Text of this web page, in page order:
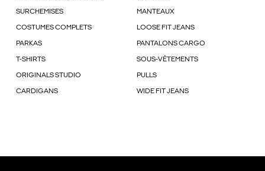
SURCHEMISES MANTEAUX
COSTUMES COMPLETS LOOSE FIT JEANS
PARKAS PANTALONS CARGO
T-SHIRTS SOUS-VÊTEMENTS
ORIGINALS STUDIO PULLS
CARDIGANS WIDE FIT JEANS